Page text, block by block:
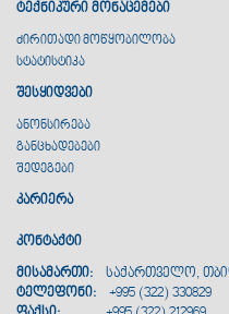
ტექნიკური მონაცემები
ძირითადი მოწყობილობა
სტატისტიკა
შესყიდვები
ანონსირება
განცხადებები
შედეგები
კარიერა
კონტაქტი
მისამართი:
საქართველო,
ტელეფონი: +995 (322) 330829